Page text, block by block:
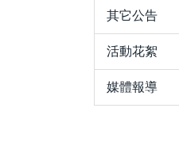
其它公告
活動花絮
媒體報導